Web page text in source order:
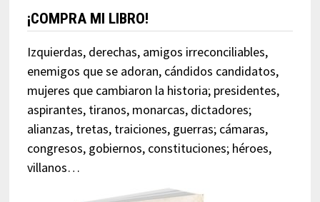
¡COMPRA MI LIBRO!
Izquierdas, derechas, amigos irreconciliables,
enemigos que se adoran, cándidos candidatos,
mujeres que cambiaron la historia; presidentes,
aspirantes, tiranos, monarcas, dictadores;
alianzas, tretas, traiciones, guerras; cámaras,
congresos, gobiernos, constituciones; héroes,
villanos…